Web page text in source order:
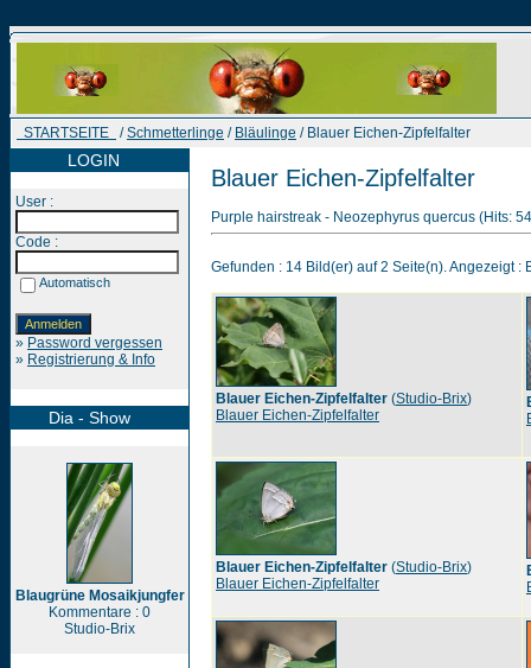
STARTSEITE /Schmetterlinge / Bläulinge / Blauer Eichen-Zipfelfalter
LOGIN
User :
Code :
Automatisch
» Password vergessen
» Registrierung & Info
Dia - Show
Blaugrüne Mosaikjungfer
Kommentare : 0
Studio-Brix
Blauer Eichen-Zipfelfalter
Purple hairstreak - Neozephyrus quercus (Hits:
Gefunden : 14 Bild(er) auf 2 Seite(n). Angezeigt :
Blauer Eichen-Zipfelfalter (Studio-Brix)
Blauer Eichen-Zipfelfalter
Blauer Eichen-Zipfelfalter (Studio-Brix)
Blauer Eichen-Zipfelfalter